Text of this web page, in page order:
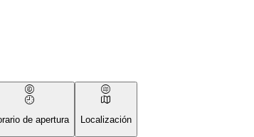
de apertura Localización